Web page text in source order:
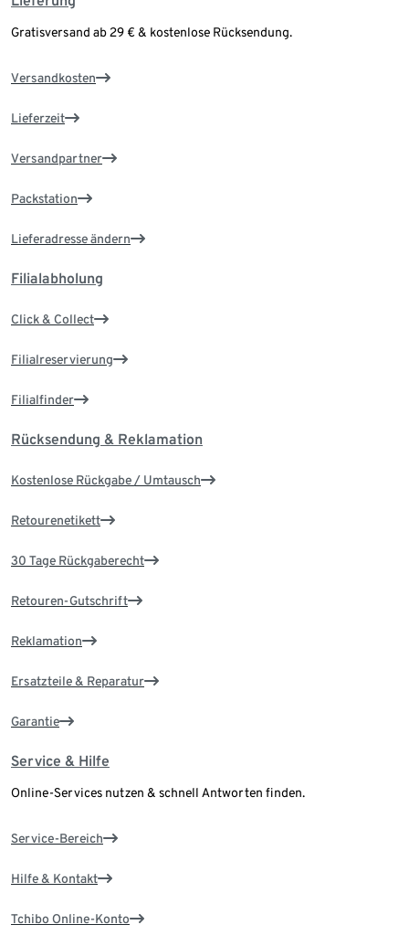
Gratisversand ab 29 € & kostenlose Rücksendung.
Versandkosten
Lieferzeit
Versandpartner
Packstation
Lieferadresse ändern
Filialabholung
Click & Collect
Filialreservierung
Filialfinder
Rücksendung & Reklamation
Kostenlose Rückgabe / Umtausch
Retourenetikett
30 Tage Rückgaberecht
Retouren-Gutschrift
Reklamation
Ersatzteile & Reparatur
Garantie
Service & Hilfe
Online-Services nutzen & schnell Antworten finden.
Service-Bereich
Hilfe & Kontakt
Tchibo Online-Konto